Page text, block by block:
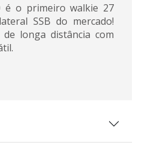
é o primeiro walkie 27
SSB do mercado!
longa distância com